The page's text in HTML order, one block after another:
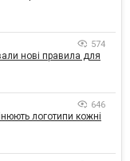
574
нові правила для
646
логотипи кожні